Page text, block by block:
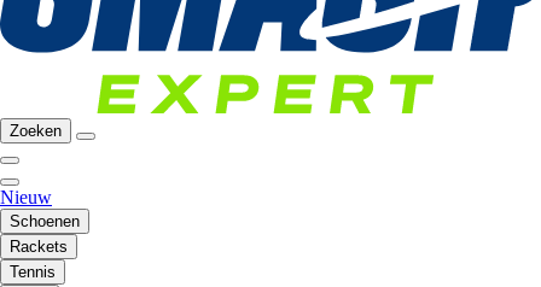
Zoeken
Nieuw
Schoenen
Rackets
Tennis